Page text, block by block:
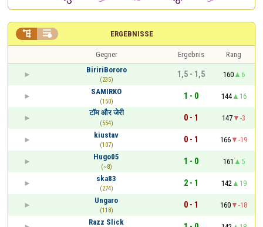
ERGEBNISSE
 
Gegner Ergebnis
Rang
BiririBororo
(235)
1,5 - 1,5 160
6
SAMIRKO
(150)
1 - 0 144
16
टॉम और जेरी
(554)
0 - 1 147
-3
kiustav
(107)
0 - 1 166
-19
Hugo05
(~8)
1 - 0 161
5
ska83
(274)
2 - 1 142
19
Ungaro
(118)
0 - 1 160
-18
Razz Slick